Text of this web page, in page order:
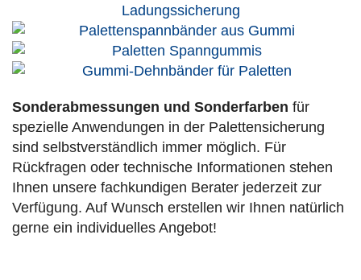
Sonderabmessungen und Sonderfarben für
spezielle Anwendungen in der Palettensicherung
sind selbstverständlich immer möglich. Für
Rückfragen oder technische Informationen stehen
Ihnen unsere fachkundigen Berater jederzeit zur
Verfügung. Auf Wunsch erstellen wir Ihnen natürlich
gerne ein individuelles Angebot!